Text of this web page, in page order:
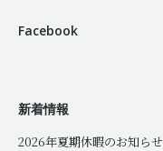
Facebook
新着情報
2026年夏期休暇のお知らせ